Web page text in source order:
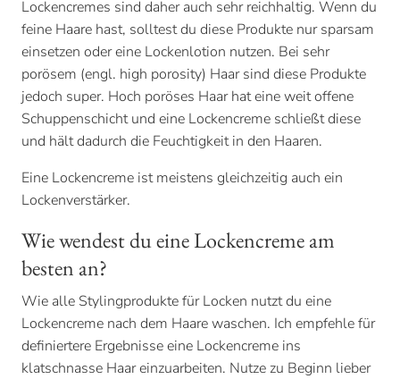
Lockencremes sind daher auch sehr reichhaltig. Wenn du
feine Haare hast, solltest du diese Produkte nur sparsam
einsetzen oder eine Lockenlotion nutzen. Bei sehr
porösem (engl. high porosity) Haar sind diese Produkte
jedoch super. Hoch poröses Haar hat eine weit offene
Schuppenschicht und eine Lockencreme schließt diese
und hält dadurch die Feuchtigkeit in den Haaren.
Eine Lockencreme ist meistens gleichzeitig auch ein
Lockenverstärker.
Wie wendest du eine Lockencreme am
besten an?
Wie alle Stylingprodukte für Locken nutzt du eine
Lockencreme nach dem Haare waschen. Ich empfehle für
definiertere Ergebnisse eine Lockencreme ins
klatschnasse Haar einzuarbeiten. Nutze zu Beginn lieber